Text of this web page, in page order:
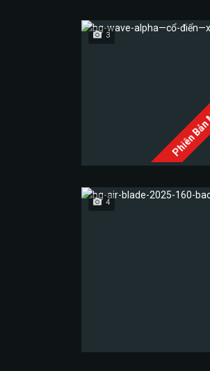
Phiên
3
4